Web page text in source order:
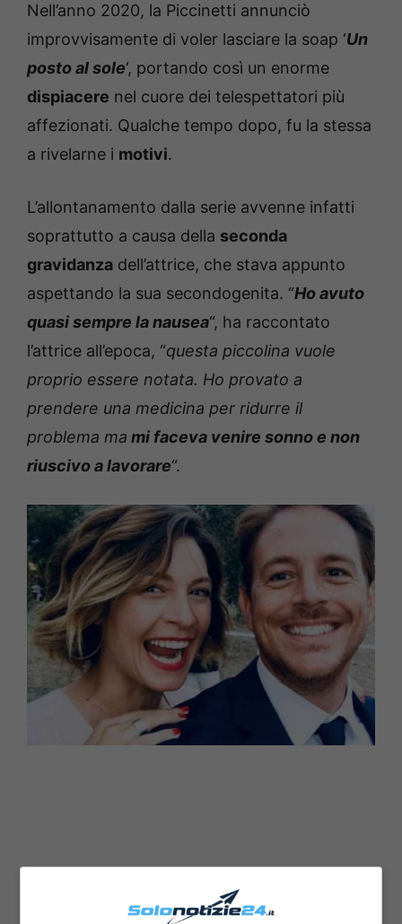
Nell’anno 2020, la Piccinetti annunciò
improvvisamente di voler lasciare la soap ‘Un
posto al sole‘, portando così un enorme
dispiacere nel cuore dei telespettatori più
affezionati. Qualche tempo dopo, fu la stessa
a rivelarne i motivi.
L’allontanamento dalla serie avvenne infatti
soprattutto a causa della seconda
gravidanza dell’attrice, che stava appunto
aspettando la sua secondogenita. “Ho avuto
quasi sempre la nausea“, ha raccontato
l’attrice all’epoca, “questa piccolina vuole
proprio essere notata. Ho provato a
prendere una medicina per ridurre il
problema ma mi faceva venire sonno e non
riuscivo a lavorare“.